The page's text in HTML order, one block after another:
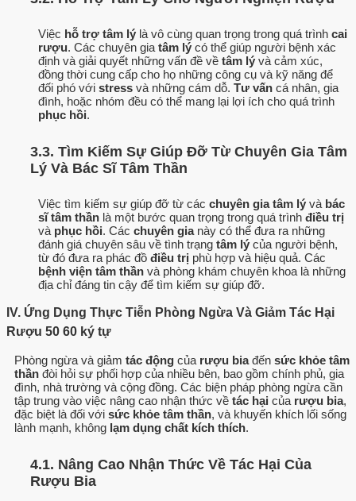
Việc hỗ trợ tâm lý là vô cùng quan trọng trong quá trình cai
rượu. Các chuyên gia tâm lý có thể giúp người bệnh xác
định và giải quyết những vấn đề về tâm lý và cảm xúc,
đồng thời cung cấp cho họ những công cụ và kỹ năng để
đối phó với stress và những cám dỗ. Tư vấn cá nhân, gia
đình, hoặc nhóm đều có thể mang lại lợi ích cho quá trình
phục hồi.
3.3. Tìm Kiếm Sự Giúp Đỡ Từ Chuyên Gia Tâm
Lý Và Bác Sĩ Tâm Thần
Việc tìm kiếm sự giúp đỡ từ các chuyên gia tâm lý và bác
sĩ tâm thần là một bước quan trọng trong quá trình điều trị
và phục hồi. Các chuyên gianày có thể đưa ra những
đánh giá chuyên sâu về tình trạng tâm lý của người bệnh,
từ đó đưa ra phác đồ điều trị phù hợp và hiệu quả. Các
bệnh viện tâm thần và phòng khám chuyên khoa là những
địa chỉ đáng tin cậy để tìm kiếm sự giúp đỡ.
IV. Ứng Dụng Thực Tiễn Phòng Ngừa Và Giảm Tác Hại
Rượu 50 60 ký tự
Phòng ngừa và giảm tác động của rượu biađến sức khỏe tâm
thần đòi hỏi sự phối hợp của nhiều bên, bao gồm chính phủ, gia
đình, nhà trường và cộng đồng. Các biện pháp phòng ngừa cần
tập trung vào việc nâng cao nhận thức về tác hại của rượu bia,
đặc biệt là đối với sức khỏe tâm thần, và khuyến khích lối sống
lành mạnh, không lạm dụng chất kích thích.
4.1. Nâng Cao Nhận Thức Về Tác Hại Của
Rượu Bia